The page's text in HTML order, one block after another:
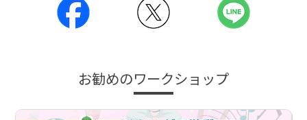
お勧めのワークショップ